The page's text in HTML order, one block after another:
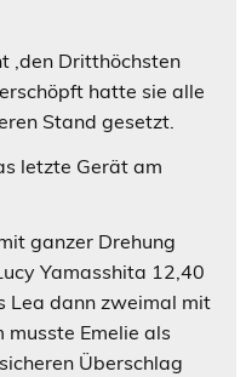
,den Dritthöchsten
hatte sie alle
Stand gesetzt.
letzte Gerät am
ganzer Drehung
Yamasshita 12,40
Lea dann zweimal mit
Emelie als
Überschlag